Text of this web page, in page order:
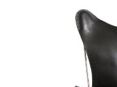
Chaises cantilever
Chaises et